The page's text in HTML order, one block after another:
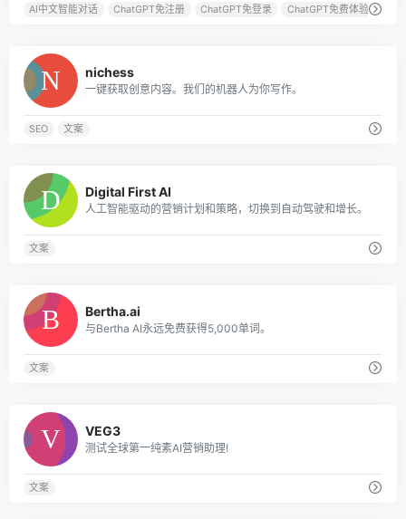
AI中文智能对话 ChatGPT免注册 ChatGPT免登录 ChatGPT免费体验
nichess
一键获取创意内容。我们的机器人为你写作。
SEO 文案
Digital First AI
人工智能驱动的营销计划和策略，切换到自动驾驶和增长。
文案
Bertha.ai
与Bertha AI永远免费获得5,000单词。
文案
VEG3
测试全球第一纯素AI营销助理!
文案